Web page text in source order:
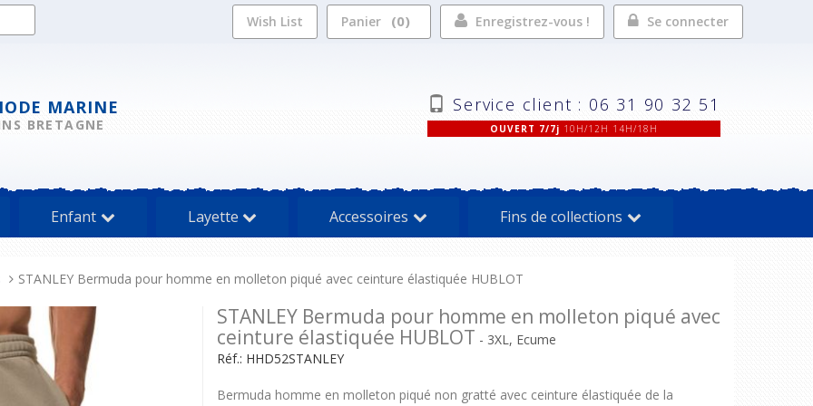
Enregistrez-vous ! Se connecter
Panier 0
Wish List
MARINE
BRETAGNE
Service client : 06 31 90 32 51
OUVERT 7/7j 10H/12H 14H/18H
Enfant Layette Accessoires Fins de collections
STANLEY Bermuda pour homme en molleton piqué avec ceinture élastiquée HUBLOT
STANLEY Bermuda pour homme en molleton piqué avec
ceinture élastiquée HUBLOT - 3XL, Ecume
Réf.: HHD52STANLEY
Bermuda homme en molleton piqué non gratté avec ceinture élastiquée de la